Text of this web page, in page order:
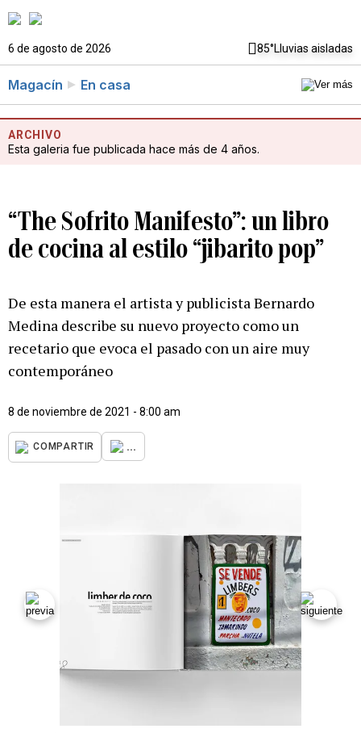
6 de agosto de 2026 85°Lluvias aisladas
Magacín En casa
ARCHIVO
Esta galeria fue publicada hace más de 4 años.
“The Sofrito Manifesto”: un libro
de cocina al estilo “jibarito pop”
De esta manera el artista y publicista Bernardo
Medina describe su nuevo proyecto como un
recetario que evoca el pasado con un aire muy
contemporáneo
8 de noviembre de 2021 - 8:00 am
COMPARTIR ...